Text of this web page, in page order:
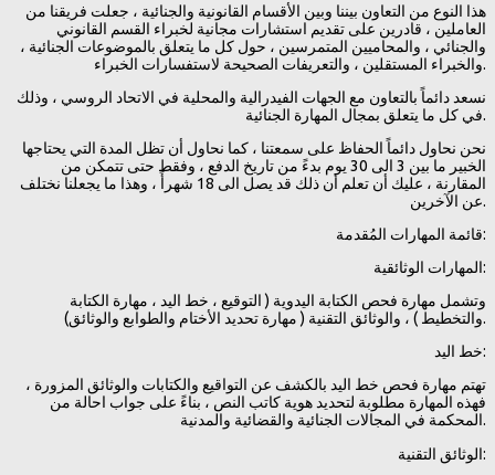
هذا النوع من التعاون بيننا وبين الأقسام القانونية والجنائية ، جعلت فريقنا من
العاملين ، قادرين على تقديم استشارات مجانية لخبراء القسم القانوني
والجنائي ، والمحاميين المتمرسين ، حول كل ما يتعلق بالموضوعات الجنائية ،
والخبراء المستقلين ، والتعريفات الصحيحة لاستفسارات الخبراء.
نسعد دائماً بالتعاون مع الجهات الفيدرالية والمحلية في الاتحاد الروسي ، وذلك
في كل ما يتعلق بمجال المهارة الجنائية.
نحن نحاول دائماً الحفاظ على سمعتنا ، كما نحاول أن تظل المدة التي يحتاجها
الخبير ما بين 3 الى 30 يوم بدءً من تاريخ الدفع ، وفقط حتى تتمكن من
المقارنة ، عليك أن تعلم أن ذلك قد يصل الى 18 شهرأً ، وهذا ما يجعلنا نختلف
عن الآخرين.
قائمة المهارات المُقدمة:
المهارات الوثائقية:
وتشمل مهارة فحص الكتابة اليدوية ( التوقيع ، خط اليد ، مهارة الكتابة
والتخطيط ) ، والوثائق التقنية ( مهارة تحديد الأختام والطوابع والوثائق).
خط اليد:
تهتم مهارة فحص خط اليد بالكشف عن التواقيع والكتابات والوثائق المزورة ،
فهذه المهارة مطلوبة لتحديد هوية كاتب النص ، بناءً على جواب احالة من
المحكمة في المجالات الجنائية والقضائية والمدنية.
الوثائق التقنية: